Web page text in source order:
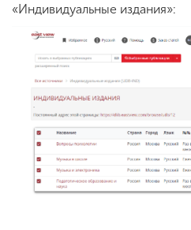
«Индивидуальные издания»: